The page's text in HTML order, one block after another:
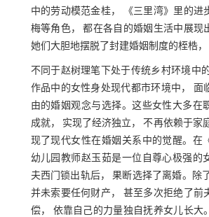
中的劳动模范金桂， 《三里湾》里的进
梅等角色， 都在各自的婚姻生活中展现
她们大胆地摆脱了封建婚姻制度的桎梏，
不同于赵树理笔下处于传统乡村环境中
作品中的女性身处现代都市环境中， 面
由的婚姻观念与选择。这些女性大多在
成就， 实现了经济独立， 不再依赖于家
现了现代女性在婚姻关系中的觉醒。在
幼儿园教师赵玉茹是一位自尊心极强的
夫西门锁出轨后， 果断选择了离婚。除
并未索要任何财产， 甚至多次拒绝了前
偿， 依靠自己的力量独自抚养女儿长大